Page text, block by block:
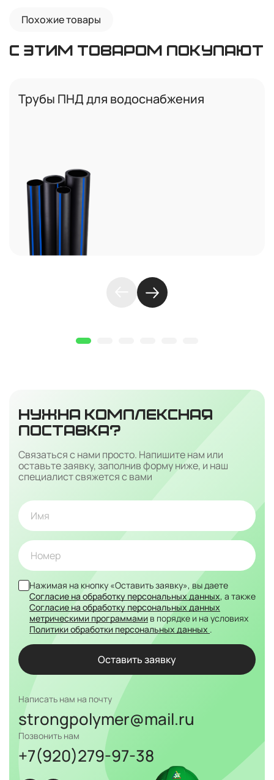
Похожие товары
С ЭТИМ ТОВАРОМ ПОКУПАЮТ
Трубы ПНД для водоснабжения
НУЖНА КОМПЛЕКСНАЯ
ПОСТАВКА?
Связаться с нами просто. Напишите нам или
оставьте заявку, заполнив форму ниже, и наш
специалист свяжется с вами
Нажимая на кнопку «Оставить заявку», вы даете
Согласие на обработку персональных данных, а также
Согласие на обработку персональных данных
метрическими программами в порядке и на условиях
Политики обработки персональных данных .
Написать нам на почту
strongpolymer@mail.ru
Позвонить нам
+7(920)279-97-38